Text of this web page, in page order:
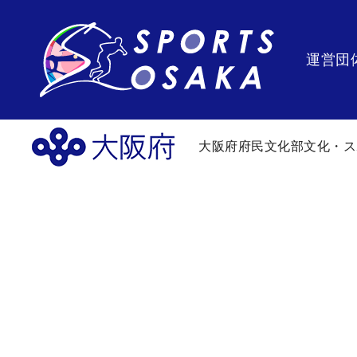
運営団
大阪府府民文化部文化・